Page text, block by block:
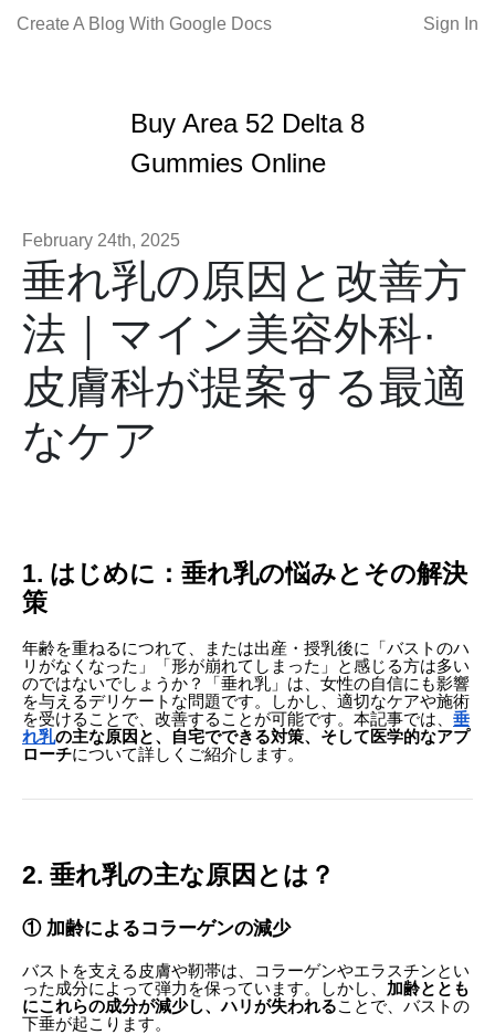
Create A Blog With Google Docs Sign In
Buy Area 52 Delta 8
Gummies Online
February 24th, 2025
垂れ乳の原因と改善方
法｜マイン美容外科·
皮膚科が提案する最適
なケア
1. はじめに：垂れ乳の悩みとその解決
策
年齢を重ねるにつれて、または出産・授乳後に「バストのハ
リがなくなった」「形が崩れてしまった」と感じる方は多い
のではないでしょうか？「垂れ乳」は、女性の自信にも影響
を与えるデリケートな問題です。しかし、適切なケアや施術
を受けることで、改善することが可能です。本記事では、 垂
れ乳の主な原因と、自宅でできる対策、そして医学的なアプ
ローチについて詳しくご紹介します。
2. 垂れ乳の主な原因とは？
① 加齢によるコラーゲンの減少
バストを支える皮膚や靭帯は、コラーゲンやエラスチンとい
った成分によって弾力を保っています。しかし、 加齢ととも
にこれらの成分が減少し、ハリが失われることで、バストの
下垂が起こります。